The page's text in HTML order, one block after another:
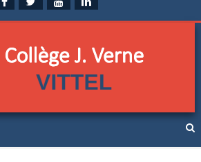
Jules Verne de
(Vosges)